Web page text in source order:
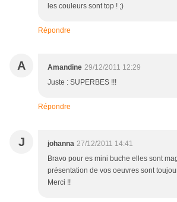
les couleurs sont top ! ;)
Répondre
A Amandine 29/12/2011 12:29
Juste : SUPERBES !!!
Répondre
J johanna 27/12/2011 14:41
Bravo pour es mini buche elles sont
présentation de vos oeuvres sont
Merci !!